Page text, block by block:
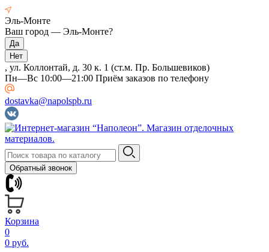
Эль-Монте
Ваш город — Эль-Монте?
, ул. Коллонтай, д. 30 к. 1 (ст.м. Пр. Большевиков)
Пн—Вс 10:00—21:00 Приём заказов по телефону
dostavka@napolspb.ru
Обратный звонок
Корзина
0
0 руб.